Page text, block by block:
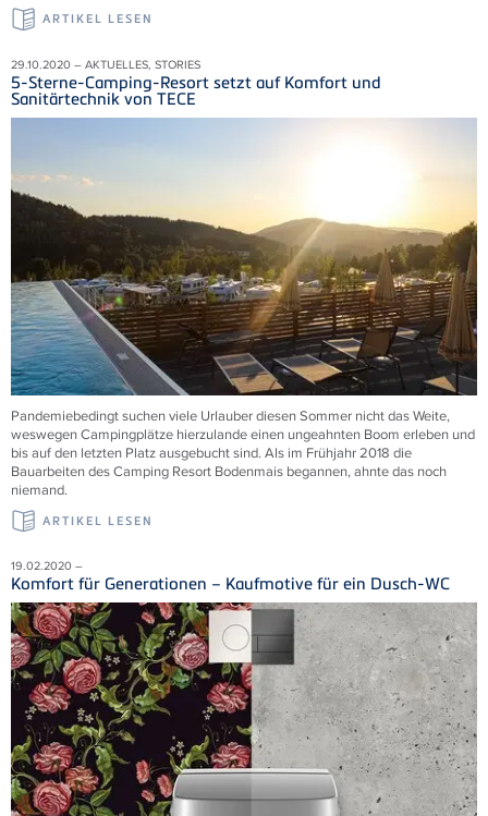
ARTIKEL LESEN
29.10.2020 – AKTUELLES, STORIES
5-Sterne-Camping-Resort setzt auf Komfort und
Sanitärtechnik von TECE
Pandemiebedingt suchen viele Urlauber diesen Sommer nicht das Weite,
weswegen Campingplätze hierzulande einen ungeahnten Boom erleben und
bis auf den letzten Platz ausgebucht sind. Als im Frühjahr 2018 die
Bauarbeiten des Camping Resort Bodenmais begannen, ahnte das noch
niemand.
ARTIKEL LESEN
19.02.2020 –
Komfort für Generationen – Kaufmotive für ein Dusch-WC